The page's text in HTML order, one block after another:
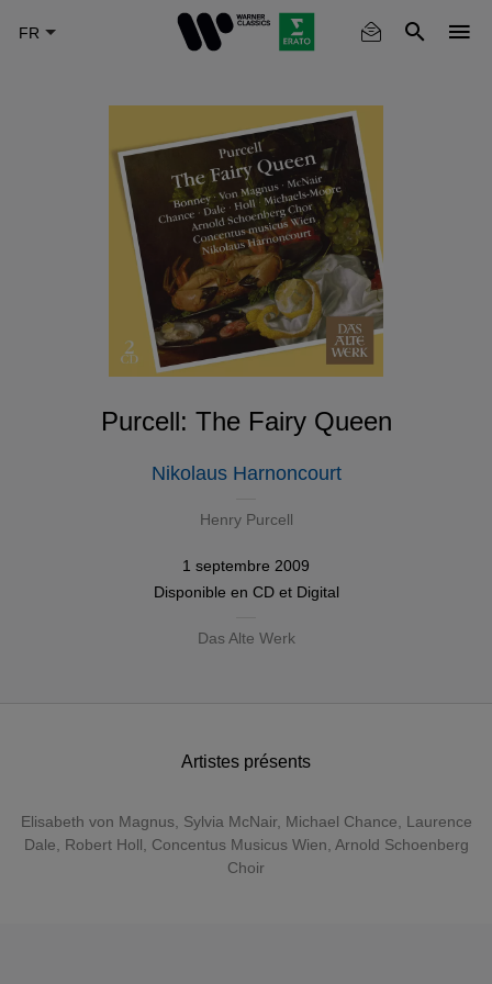
Purcell: The Fairy Queen
Nikolaus Harnoncourt
Henry Purcell
1 septembre 2009
Disponible en CDet Digital
Das Alte Werk
Artistes présents
Elisabeth von Magnus, Sylvia McNair, Michael Chance, Laurence
Dale, Robert Holl, Concentus Musicus Wien, Arnold Schoenberg
Choir